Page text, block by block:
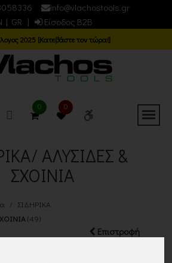
info@vlachostools.gr
| GR | Είσοδος B2B
2025 [Κατεβάστε τον τώρα!]
0 0
ΑΛΥΣΙΔΕΣ &
ΣΧΟΙΝΙΑ
ΣΙΔΗΡΙΚΑ
(49)
Επιστροφή